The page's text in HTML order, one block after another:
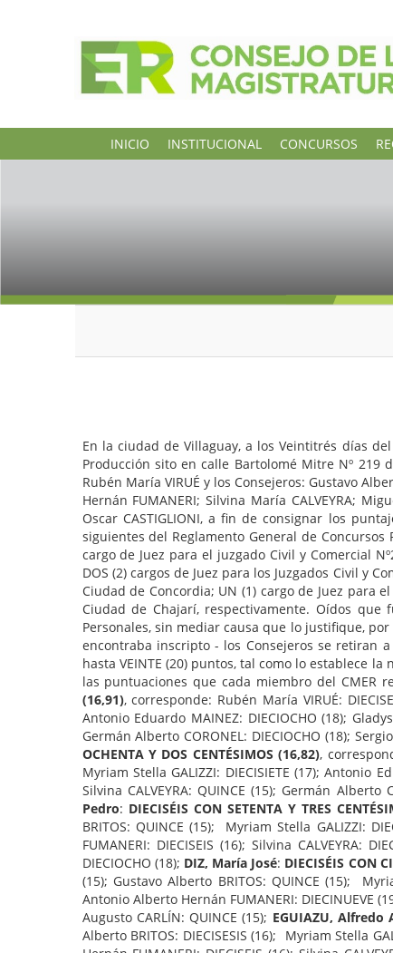
INICIO INSTITUCIONAL CONCURSOS
En la ciudad de Villaguay, a los Veintitrés días
Producción sito en calle Bartolomé Mitre Nº 219
Rubén María VIRUÉ y los Consejeros: Gustavo
Hernán FUMANERI; Silvina María CALVEYRA;
Oscar CASTIGLIONI, a fin de consignar los
siguientes del Reglamento General de Concursos
cargo de Juez para el juzgado Civil y Comercial
DOS (2) cargos de Juez para los Juzgados Civil y
Ciudad de Concordia; UN (1) cargo de Juez para
Ciudad de Chajarí, respectivamente. Oídos
Personales, sin mediar causa que lo justifique,
encontraba inscripto - los Consejeros se retiran
hasta VEINTE (20) puntos, tal como lo establece
las puntuaciones que cada miembro del CMER
(16,91), corresponde: Rubén María VIRUÉ:
Antonio Eduardo MAINEZ: DIECIOCHO (18);
Germán Alberto CORONEL: DIECIOCHO (18);
OCHENTA Y DOS CENTÉSIMOS (16,82),
Myriam Stella GALIZZI: DIECISIETE (17); Antonio
Silvina CALVEYRA: QUINCE (15); Germán Alberto
Pedro: DIECISÉIS CON SETENTA Y TRES
BRITOS: QUINCE (15); Myriam Stella GALIZZI:
FUMANERI: DIECISEIS (16); Silvina CALVEYRA:
DIECIOCHO (18); DIZ, María José: DIECISÉIS CON
(15); Gustavo Alberto BRITOS: QUINCE (15);
Antonio Alberto Hernán FUMANERI: DIECINUEVE
Augusto CARLÍN: QUINCE (15); EGUIAZU, Alfredo
Alberto BRITOS: DIECISESIS (16); Myriam Stella